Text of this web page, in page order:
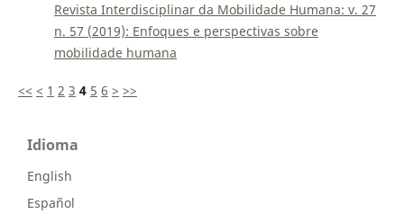
Revista Interdisciplinar da Mobilidade Humana: v. 27
n. 57 (2019): Enfoques e perspectivas sobre
mobilidade humana
<< < 1 2 3 4 5 6 > >>
Idioma
English
Español